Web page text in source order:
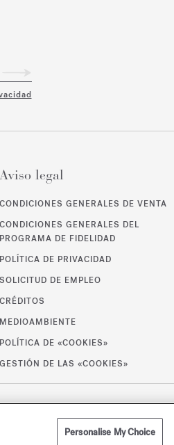
Aviso legal
CONDICIONES GENERALES DE VENTA
CONDICIONES GENERALES DEL
PROGRAMA DE FIDELIDAD
POLÍTICA DE PRIVACIDAD
SOLICITUD DE EMPLEO
CRÉDITOS
MEDIOAMBIENTE
POLÍTICA DE «COOKIES»
GESTIÓN DE LAS «COOKIES»
Personalise My Choice